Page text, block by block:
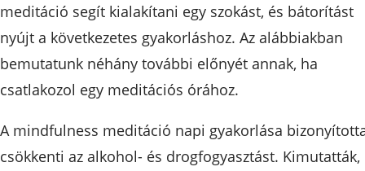
meditáció segít kialakítani egy szokást, és bátorítást
nyújt a következetes gyakorláshoz. Az alábbiakban
bemutatunk néhány további előnyét annak, ha
csatlakozol egy meditációs órához.
A mindfulness meditáció napi gyakorlása
csökkenti az alkohol- és drogfogyasztást. Kimutatták,